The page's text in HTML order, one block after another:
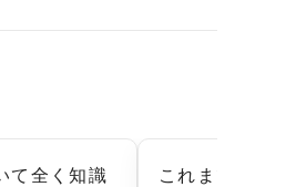
て全く知識
これまで無難な